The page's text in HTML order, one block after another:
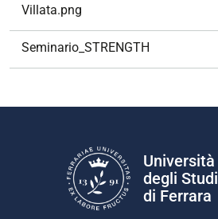
Villata.png
Seminario_STRENGTH
Università
degli Studi
di Ferrara